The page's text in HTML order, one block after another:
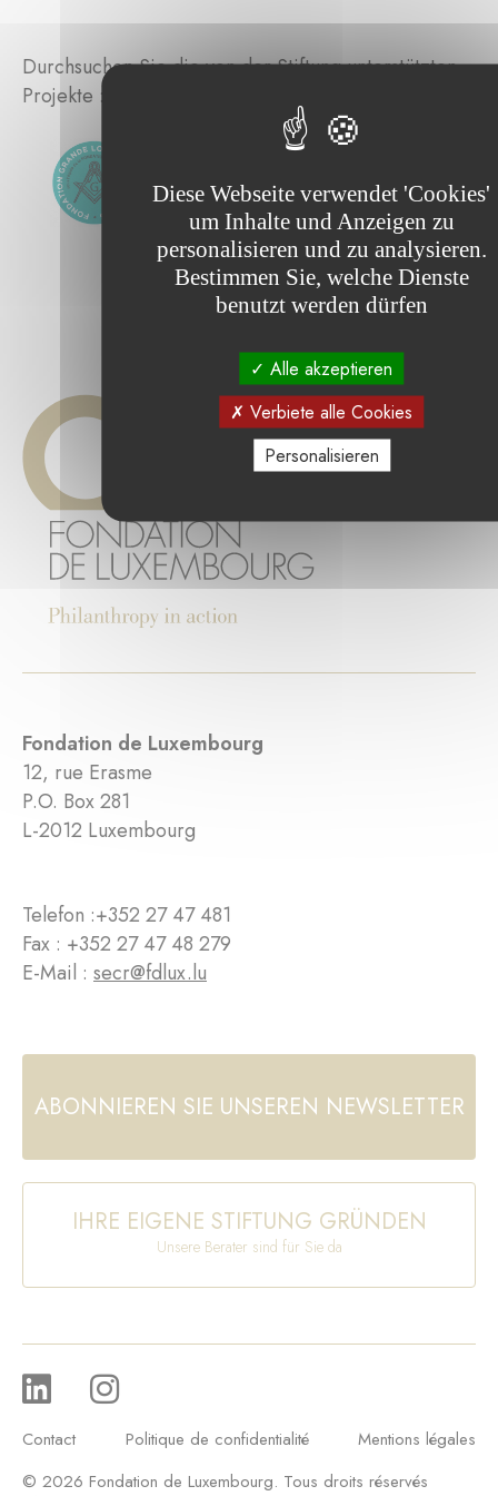
Durchsuchen Sie die von der Stiftung unterstützten
Projekte :
Fondation de Luxembourg
12, rue Erasme
P.O. Box 281
L-2012 Luxembourg
Telefon :+352 27 47 481
Fax : +352 27 47 48 279
E-Mail : secr@fdlux.lu
ABONNIEREN SIE UNSEREN NEWSLETTER
IHRE EIGENE STIFTUNG GRÜNDEN
Unsere Berater sind für Sie da
Contact Politique de confidentialité
Mentions légales
© 2026 Fondation de Luxembourg. Tous droits réservés
Diese Webseite verwendet 'Cookies'
um Inhalte und Anzeigen zu
personalisieren und zu analysieren.
Bestimmen Sie, welche Dienste
benutzt werden dürfen
Alle akzeptieren
Verbiete alle Cookies
Personalisieren